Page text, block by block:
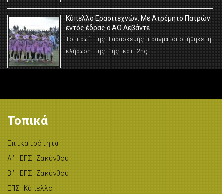
Κύπελλο Ερασιτεχνών: Με Ατρόμητο Πατρών
εντός έδρας ο ΑΟ Λεβάντε
Το πρωί της Παρασκευής πραγματοποιήθηκε η
κλήρωση της 1ης και 2ης …
Τοπικά
Επικαιρότητα
A’ ΕΠΣ Ζακύνθου
B’ ΕΠΣ Ζακύνθου
ΕΠΣ Κύπελλο